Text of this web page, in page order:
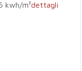
kwh/m²dettagli